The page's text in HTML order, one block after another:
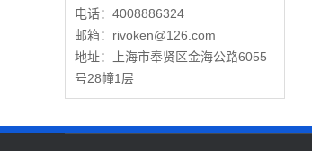
电话：4008886324
邮箱：rivoken@126.com
地址：上海市奉贤区金海公路6055
号28幢1层